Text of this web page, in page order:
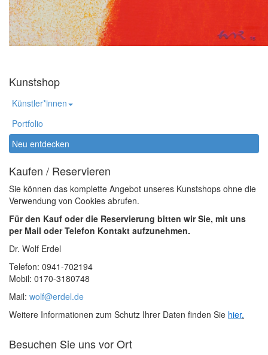
Kunstshop
Künstler*innen
Portfolio
Neu entdecken
Kaufen / Reservieren
Sie können das komplette Angebot unseres Kunstshops ohne die
Verwendung von Cookies abrufen.
Für den Kauf oder die Reservierung bitten wir Sie, mit uns
per Mail oder Telefon Kontakt aufzunehmen.
Dr. Wolf Erdel
Telefon: 0941-702194
Mobil: 0170-3180748
Mail: wolf@erdel.de
Weitere Informationen zum Schutz Ihrer Daten finden Sie hier.
Besuchen Sie uns vor Ort